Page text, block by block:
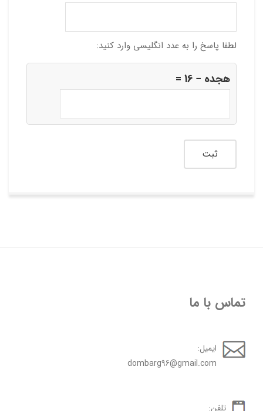
لطفا پاسخ را به عدد انگلیسی وارد کنید:
هجده − 16 =
تماس با ما
ایمیل:
dombarg96@gmail.com
تلفن: